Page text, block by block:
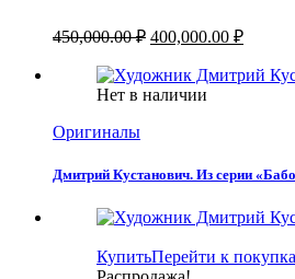
450,000.00 ₽ Первоначальная
составляла
450,000.00 ₽.
400,000.00 ₽
Нет в наличии
Оригиналы
Дмитрий Кустанович. Из серии
КупитьПерейти к